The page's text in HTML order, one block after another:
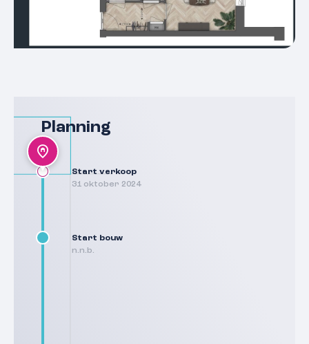
Planning
Start verkoop
31 oktober 2024
Start bouw
n.n.b.